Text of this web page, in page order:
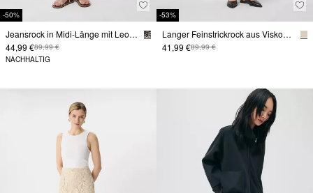
-50%
Jeansrock in Midi-Länge mit Leo-Print
44,99 €89,99 €
NACHHALTIG
-53%
Langer Feinstrickrock aus Viskosemix
41,99 €89,99 €